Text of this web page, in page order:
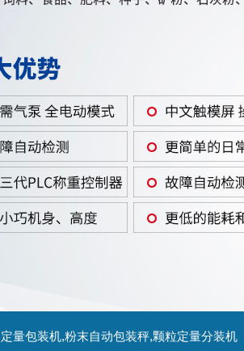
量包装机,粉末自动包装秤,颗粒定量分装机